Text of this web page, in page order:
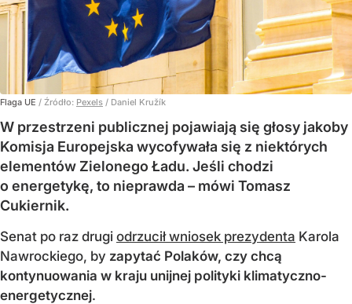
Flaga UE / Źródło: Pexels / Daniel Kružík
W przestrzeni publicznej pojawiają się głosy jakoby
Komisja Europejska wycofywała się z niektórych
elementów Zielonego Ładu. Jeśli chodzi
o energetykę, to nieprawda – mówi Tomasz
Cukiernik.
Senat po raz drugi odrzucił wniosek prezydenta Karola
Nawrockiego, by zapytać Polaków, czy chcą
kontynuowania w kraju unijnej polityki klimatyczno-
energetycznej.